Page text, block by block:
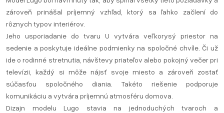
zároveň prinášal príjemný vzhľad, ktorý sa ľahko začlení do
rôznych typov interiérov.
Jeho usporiadanie do tvaru U vytvára veľkorysý priestor na
sedenie a poskytuje ideálne podmienky na spoločné chvíle. Či už
ide o rodinné stretnutia, návštevy priateľov alebo pokojný večer pri
televízii, každý si môže nájsť svoje miesto a zároveň zostať
súčasťou spoločného diania. Takéto riešenie podporuje
komunikáciu a vytvára príjemnú atmosféru domova.
Dizajn modelu Lugo stavia na jednoduchých tvaroch a